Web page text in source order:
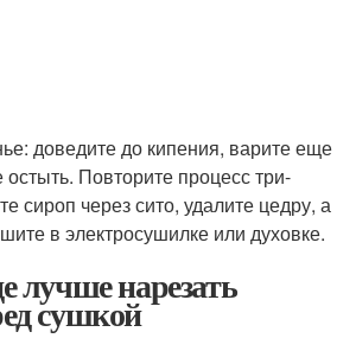
доведите до кипения, варите еще
остыть. Повторите процесс три-
сироп через сито, удалите цедру, а
в электросушилке или духовке.
лучше нарезать
сушкой